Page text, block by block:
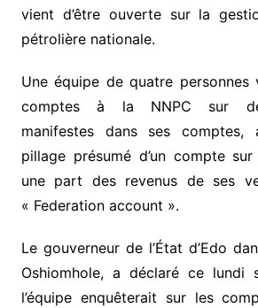
vient d’être ouverte sur la
pétrolière nationale.
Une équipe de quatre personnes
comptes à la NNPC sur
manifestes dans ses
pillage présumé d’un compte
une part des revenus de ses
« Federation account ».
Le gouverneur de l’État d’Edo
Oshiomhole, a déclaré ce lundi
l’équipe enquêterait sur les